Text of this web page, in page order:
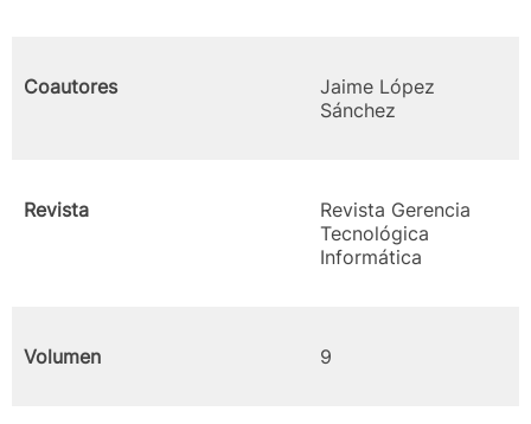
Coautores
Jaime López
Sánchez
Revista
Revista Gerencia
Tecnológica
Informática
Volumen 9